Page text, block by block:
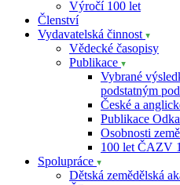
Výročí 100 let
Členství
Vydavatelská činnost
Vědecké časopisy
Publikace
Vybrané
podstatným
České a
Publikace
Osobnosti
100 let ČAZV
Spolupráce
Dětská zemědělská